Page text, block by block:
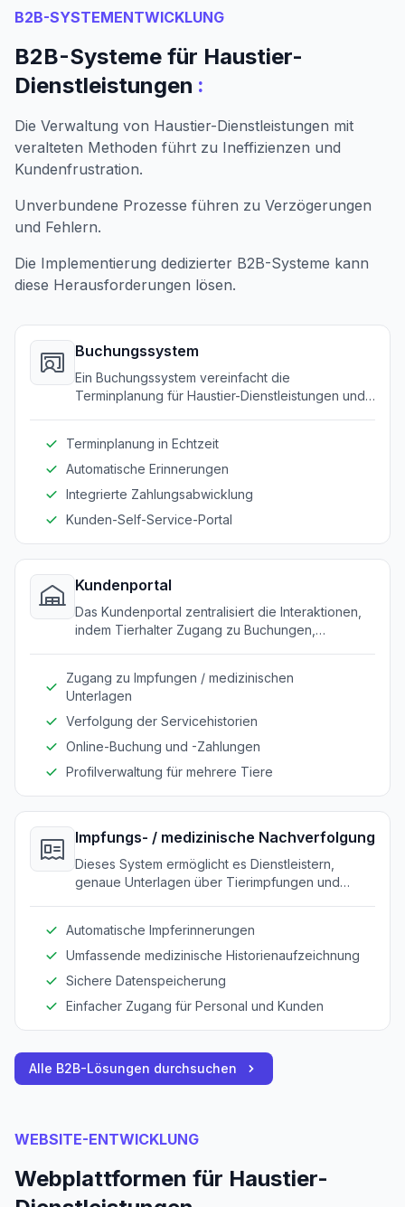
B2B-SYSTEMENTWICKLUNG
B2B-Systeme für Haustier-
Dienstleistungen :
Die Verwaltung von Haustier-Dienstleistungen mit
veralteten Methoden führt zu Ineffizienzen und
Kundenfrustration.
Unverbundene Prozesse führen zu Verzögerungen
und Fehlern.
Die Implementierung dedizierter B2B-Systeme kann
diese Herausforderungen lösen.
Buchungssystem
Ein Buchungssystem vereinfacht die
Terminplanung für Haustier-Dienstleistungen und
Verwaltung von Terminen für Anbieter und
Kunden.
Terminplanung in Echtzeit
Automatische Erinnerungen
Integrierte Zahlungsabwicklung
Kunden-Self-Service-Portal
Kundenportal
Das Kundenportal zentralisiert die Interaktionen,
indem Tierhalter Zugang zu Buchungen,
ein zentrales Kontaktpunkt für alle Anforderungen.
Zugang zu Impfungen / medizinischen
Unterlagen
Verfolgung der Servicehistorien
Online-Buchung und -Zahlungen
Profilverwaltung für mehrere Tiere
Impfungs- / medizinische Nachverfolgung
Dieses System ermöglicht es Dienstleistern,
genaue Unterlagen über Tierimpfungen und
medizinischer Informationen für Mitarbeiter und
Kunden.
Automatische Impferinnerungen
Umfassende medizinische Historienaufzeichnung
Sichere Datenspeicherung
Einfacher Zugang für Personal und Kunden
Alle B2B-Lösungen durchsuchen
WEBSITE-ENTWICKLUNG
Webplattformen für Haustier-